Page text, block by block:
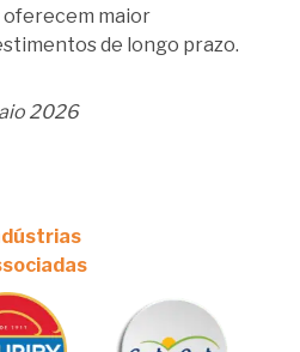
maior
de longo prazo.
2026